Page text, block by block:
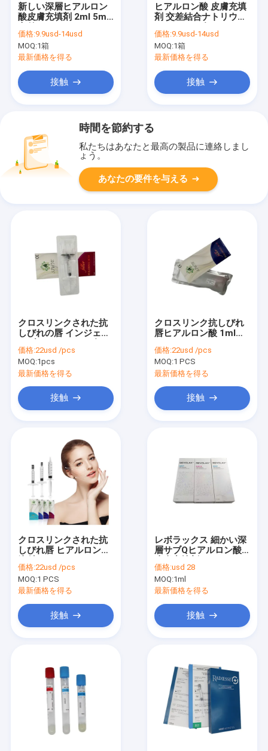
プロダクト
私達について
工場旅行
新しい深層ヒアルロン
酸皮膚充填剤 2ml 5ml
価格:9.9usd-14usd
MOQ:1箱
最新価格を得る
接触
ヒアルロン酸 皮膚充填
剤 交差結合ナトリウム
5ml
価格:9.9usd-14usd
MOQ:1箱
最新価格を得る
接触
時間を節約する
私たちはあなたと最高の製品に連絡しまし
ょう。
あなたの要件を与える
クロスリンクされた抗
しびれの唇 インジェク
1ml 10ml リップフィ
ラー
価格:22usd /pcs
MOQ:1pcs
最新価格を得る
接触
クロスリンク抗しびれ
唇ヒアルロン酸 1ml
価格:22usd /pcs
MOQ:1 PCS
最新価格を得る
接触
クロスリンクされた抗
しびれ唇 ヒアルロン酸
価格:22usd /pcs
MOQ:1 PCS
最新価格を得る
接触
レボラックス 細かい深
層サブQヒアルロン酸
価格:usd 28
MOQ:1ml
最新価格を得る
接触